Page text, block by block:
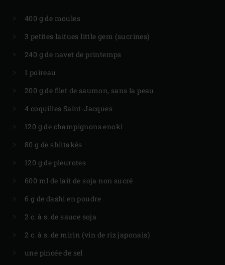
400 g de moules
3 petites laitues little gem (sucrines)
240 g de navet de printemps
1 poireau
200 g de filet de saumon, sans la peau
4 coquilles Saint-Jacques
120 g de champignons enoki
80 g de shiitakés
120 g de pleurotes
600 ml de lait de soja non sucré
6 g de dashi en poudre
2 c. à s. de sauce soja
2 c. à s. de mirin (vin de riz japonais)
une pincée de sel